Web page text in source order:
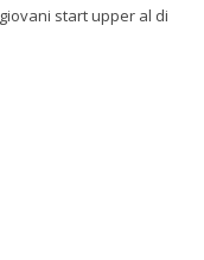
start upper al di